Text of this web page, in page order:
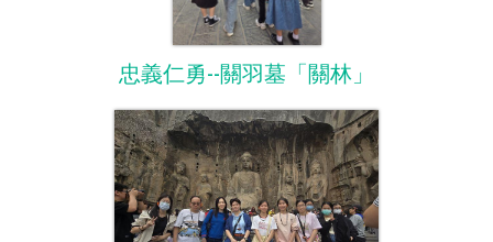
忠義仁勇--關羽墓「關林」